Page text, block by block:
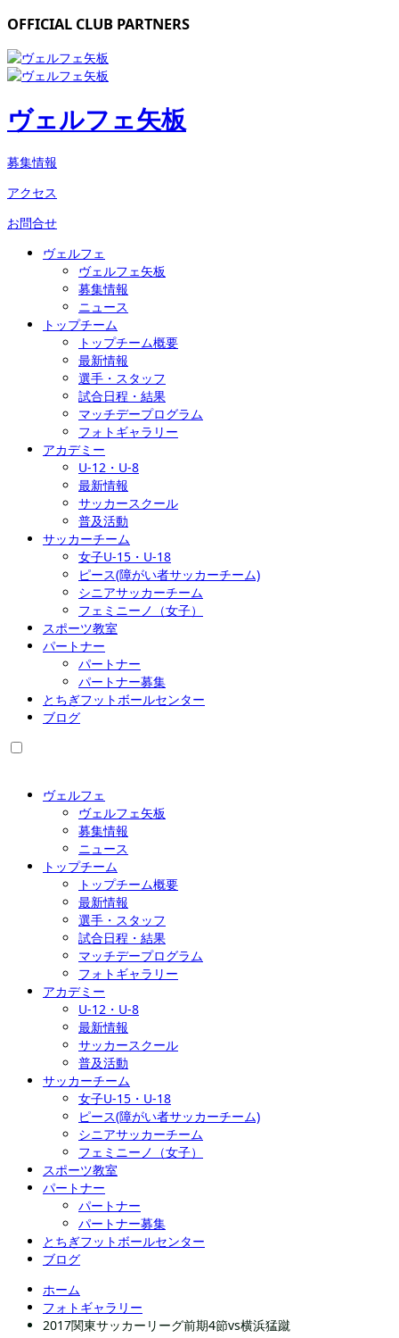
OFFICIAL CLUB PARTNERS
ヴェルフェ矢板
募集情報
アクセス
お問合せ
ヴェルフェ
ヴェルフェ矢板
募集情報
ニュース
トップチーム
トップチーム概要
最新情報
選手・スタッフ
試合日程・結果
マッチデープログラム
フォトギャラリー
アカデミー
U-12・U-8
最新情報
サッカースクール
普及活動
サッカーチーム
女子U-15・U-18
ピース(障がい者サッカーチーム)
シニアサッカーチーム
フェミニーノ（女子）
スポーツ教室
パートナー
パートナー
パートナー募集
とちぎフットボールセンター
ブログ
ヴェルフェ
ヴェルフェ矢板
募集情報
ニュース
トップチーム
トップチーム概要
最新情報
選手・スタッフ
試合日程・結果
マッチデープログラム
フォトギャラリー
アカデミー
U-12・U-8
最新情報
サッカースクール
普及活動
サッカーチーム
女子U-15・U-18
ピース(障がい者サッカーチーム)
シニアサッカーチーム
フェミニーノ（女子）
スポーツ教室
パートナー
パートナー
パートナー募集
とちぎフットボールセンター
ブログ
ホーム
フォトギャラリー
2017関東サッカーリーグ前期4節vs横浜猛蹴